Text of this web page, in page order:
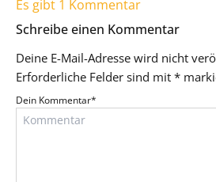
Es gibt 1 Kommentar
Schreibe einen Kommentar
Deine E-Mail-Adresse wird nicht
Erforderliche Felder sind mit *
Dein Kommentar*